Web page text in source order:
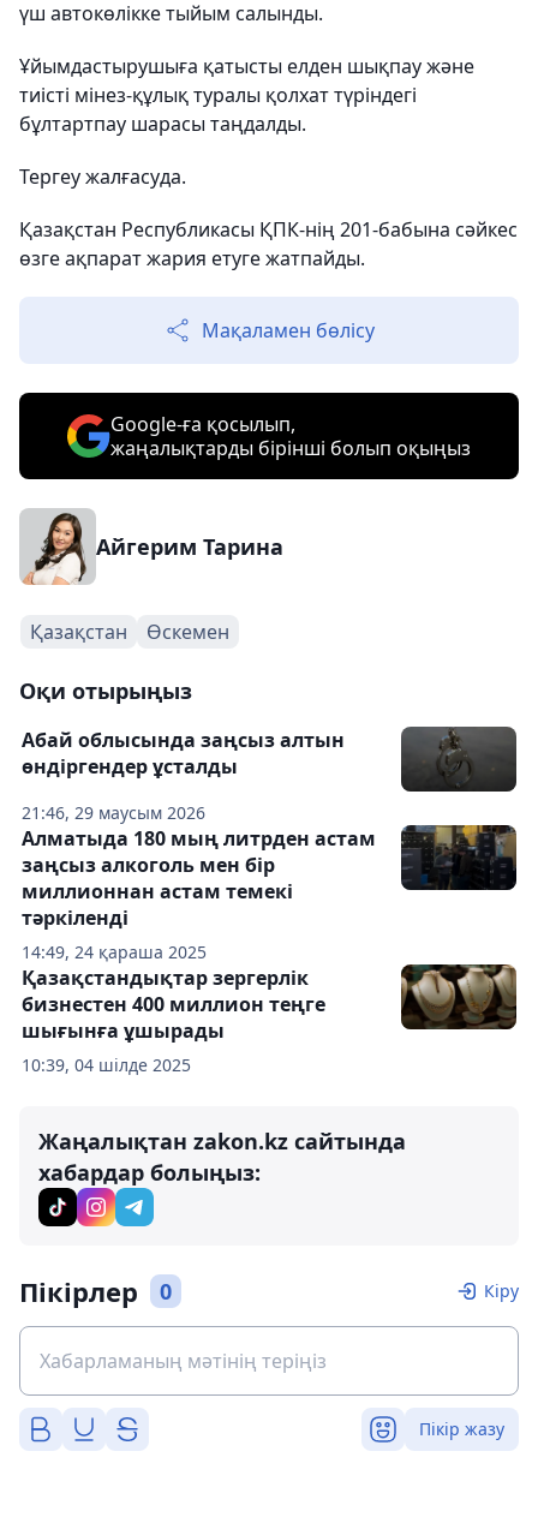
үш автокөлікке тыйым салынды.
Ұйымдастырушыға қатысты елден шықпау және
тиісті мінез-құлық туралы қолхат түріндегі
бұлтартпау шарасы таңдалды.
Тергеу жалғасуда.
Қазақстан Республикасы ҚПК-нің 201-бабына сәйкес
өзге ақпарат жария етуге жатпайды.
Мақаламен бөлісу
Google-ға қосылып,
жаңалықтарды бірінші болып оқыңыз
Айгерим Тарина
Қазақстан Өскемен
Оқи отырыңыз
21:46, 29 маусым 2026
Абай облысында заңсыз алтын
өндіргендер ұсталды
14:49, 24 қараша 2025
Алматыда 180 мың литрден астам
заңсыз алкоголь мен бір
миллионнан астам темекі
тәркіленді
10:39, 04 шілде 2025
Қазақстандықтар зергерлік
бизнестен 400 миллион теңге
шығынға ұшырады
Жаңалықтан zakon.kz сайтында
хабардар болыңыз:
Пікірлер 0 Кіру
Пікір жазу